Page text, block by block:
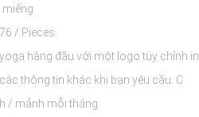
$8.50 - $10.76 / Pieces
hàng đầu với một logo tùy chỉnh in
polybag và các thông tin khác khi bạn yêu cầu. C
/ mảnh mỗi tháng